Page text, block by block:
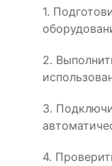
1.
2.
3.
4.